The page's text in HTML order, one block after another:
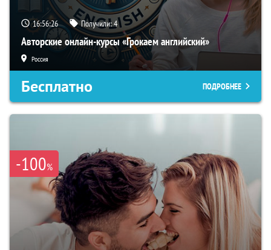
16:56:25 Получили:4
Авторские онлайн-курсы «Грокаем английский»
Россия
Бесплатно ПОДРОБНЕЕ
-100%